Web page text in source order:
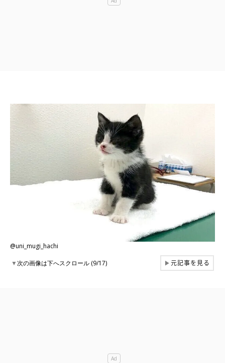
@uni_mugi_hachi
▼次の画像は下へスクロール (9/17) ▶元記事を見る